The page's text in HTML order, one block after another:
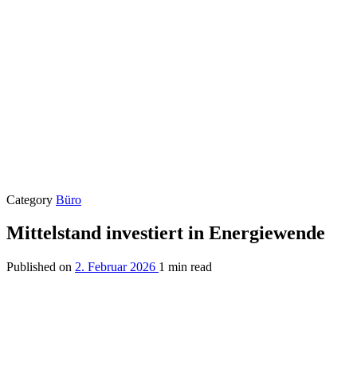
Category Büro
Mittelstand investiert in Energiewende
Published on 2. Februar 2026 1 min read